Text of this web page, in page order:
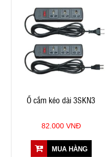
Ổ cắm kéo dài 3SKN3
82.000 VNĐ
MUA HÀNG